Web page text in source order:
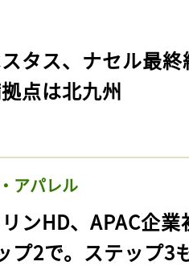
スタス、ナセル最
点は北九州
アパレル
リンHD、APAC企
プ2で。ステップ3
ログイン